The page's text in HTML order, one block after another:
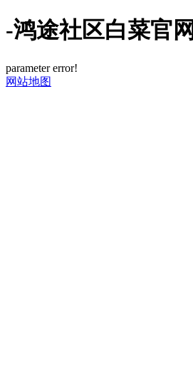
-鸿途社区白菜官网
parameter error!
网站地图